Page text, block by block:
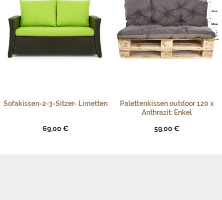
Sofakissen-2-3-Sitzer- Limetten
69,00 €
Palettenkissen outdoor 120 x
Anthrazit: Enkel
59,00 €